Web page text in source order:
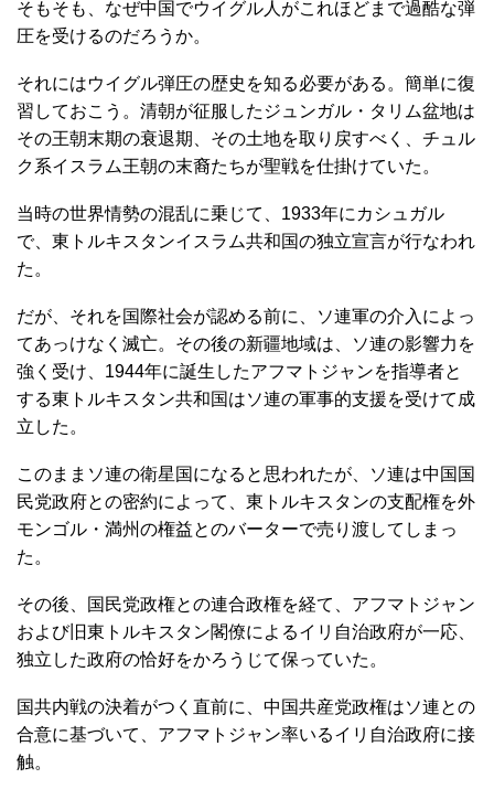
そもそも、なぜ中国でウイグル人がこれほどまで過酷な弾
圧を受けるのだろうか。
それにはウイグル弾圧の歴史を知る必要がある。簡単に復
習しておこう。清朝が征服したジュンガル・タリム盆地は
その王朝末期の衰退期、その土地を取り戻すべく、チュル
ク系イスラム王朝の末裔たちが聖戦を仕掛けていた。
当時の世界情勢の混乱に乗じて、1933年にカシュガル
で、東トルキスタンイスラム共和国の独立宣言が行なわれ
た。
だが、それを国際社会が認める前に、ソ連軍の介入によっ
てあっけなく滅亡。その後の新疆地域は、ソ連の影響力を
強く受け、1944年に誕生したアフマトジャンを指導者と
する東トルキスタン共和国はソ連の軍事的支援を受けて成
立した。
このままソ連の衛星国になると思われたが、ソ連は中国国
民党政府との密約によって、東トルキスタンの支配権を外
モンゴル・満州の権益とのバーターで売り渡してしまっ
た。
その後、国民党政権との連合政権を経て、アフマトジャン
および旧東トルキスタン閣僚によるイリ自治政府が一応、
独立した政府の恰好をかろうじて保っていた。
国共内戦の決着がつく直前に、中国共産党政権はソ連との
合意に基づいて、アフマトジャン率いるイリ自治政府に接
触。